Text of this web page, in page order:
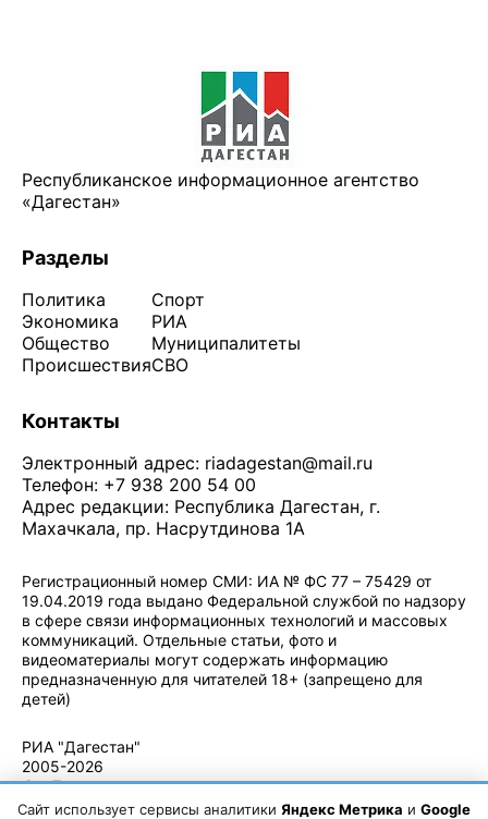
Республиканское информационное агентство
«Дагестан»
Разделы
Политика
Экономика
Общество
Происшествия
Спорт
РИА
Муниципалитеты
СВО
Контакты
Электронный адрес: riadagestan@mail.ru
Телефон: +7 938 200 54 00
Адрес редакции: Республика Дагестан, г.
Махачкала, пр. Насрутдинова 1А
Регистрационный номер СМИ: ИА № ФС 77 – 75429 от
19.04.2019 года выдано Федеральной службой по надзору
в сфере связи информационных технологий и массовых
коммуникаций. Отдельные статьи, фото и
видеоматериалы могут содержать информацию
предназначенную для читателей 18+ (запрещено для
детей)
РИА "Дагестан"
2005-2026
© - Правила
использования
Сайт использует сервисы аналитики Яндекс Метрика и Google